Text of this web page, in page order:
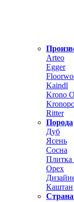
Arteo
Egger
Kaindl
Krono
Ritter
Порода
Дуб
Ясень
Сосна
Плитка
Орех
Каштан
Страна